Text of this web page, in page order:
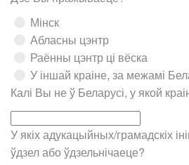
Мінск
Абласны цэнтр
Раённы цэнтр ці вёска
У іншай краіне, за межамі
Калі Вы не ў Беларусі, у якой
У якіх адукацыйных/грамадскіх
ўдзел або ўдзельнічаеце?